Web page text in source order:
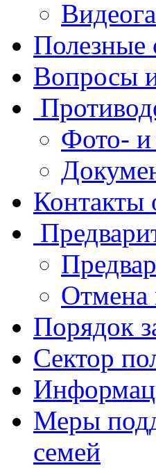
Полезные
Вопросы
Фото- и
Отмена
Порядок
Сектор
Меры
семей